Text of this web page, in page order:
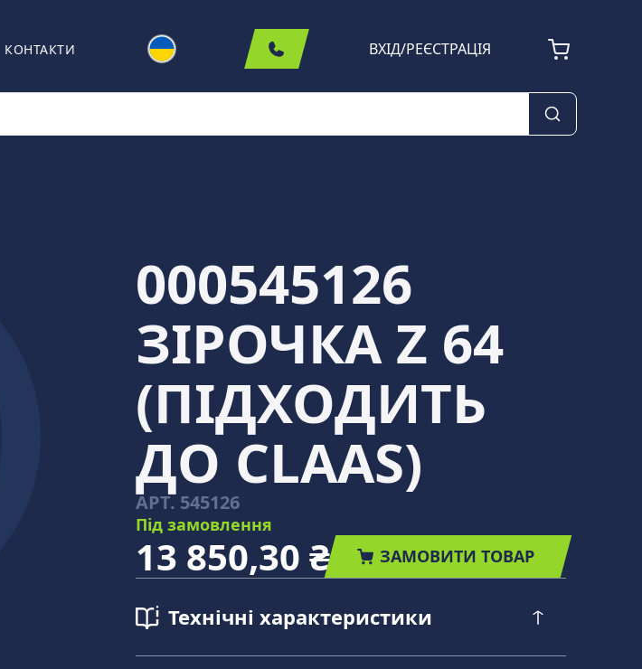
КОНТАКТИ ВХІД/РЕЄСТРАЦІЯ
000545126
ЗІРОЧКА Z 64
(ПІДХОДИТЬ
ДО CLAAS)
АРТ. 545126
Під замовлення
13 850,30 ₴ ЗАМОВИТИ ТОВАР
Технічні характеристики